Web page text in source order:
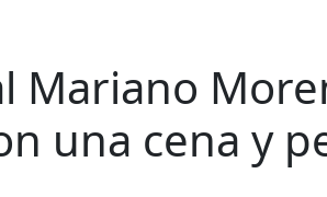
Mariano
una cena y